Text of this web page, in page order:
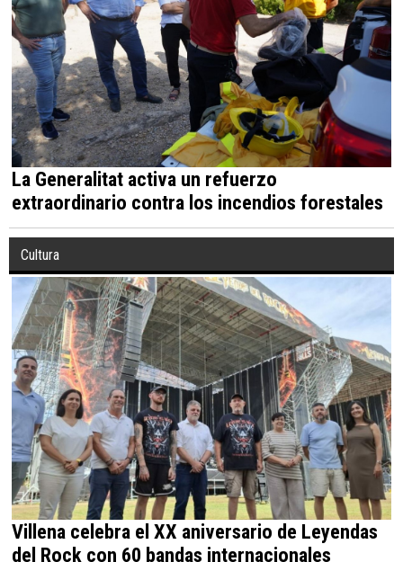
La Generalitat activa un refuerzo
extraordinario contra los incendios forestales
Cultura
Villena celebra el XX aniversario de Leyendas
del Rock con 60 bandas internacionales